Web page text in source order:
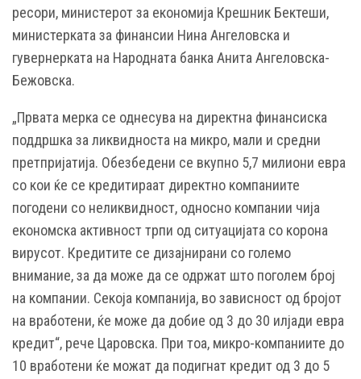
ресори, министерот за економија Крешник Бектеши,
министерката за финансии Нина Ангеловска и
гувернерката на Народната банка Анита Ангеловска-
Бежовска.
„Првата мерка се однесува на директна финансиска
поддршка за ликвидноста на микро, мали и средни
претпријатија. Обезбедени се вкупно 5,7 милиони евра
со кои ќе се кредитираат директно компаниите
погодени со неликвидност, односно компании чија
економска активност трпи од ситуацијата со корона
вирусот. Кредитите се дизајнирани со големо
внимание, за да може да се одржат што поголем број
на компании. Секоја компанија, во зависност од бројот
на вработени, ќе може да добие од 3 до 30 илјади евра
кредит“, рече Царовска. При тоа, микро-компаниите до
10 вработени ќе можат да подигнат кредит од 3 до 5